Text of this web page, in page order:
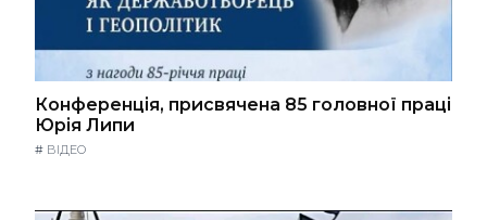
Конференція, присвячена 85 головної праці
Юрія Липи
# ВІДЕО